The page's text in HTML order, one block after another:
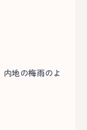
地の梅雨のよ